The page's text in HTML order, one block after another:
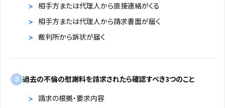
相手方または代理人から直接連絡がくる
相手方または代理人から請求書面が届く
裁判所から訴状が届く
3 過去の不倫の慰謝料を請求されたら確認すべき3つのこと
請求の根拠・要求内容